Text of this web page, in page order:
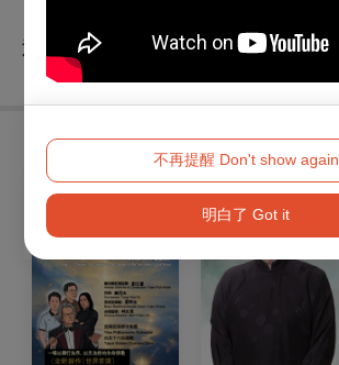
不再提醒 Don't show again
明白了 Got it
退換須知
購買此節目的人，也買了...